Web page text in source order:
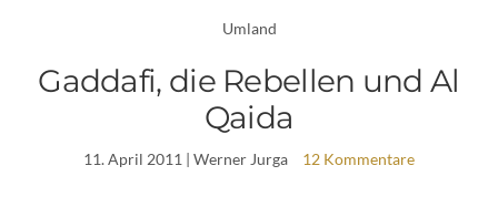
Umland
Gaddafi, die Rebellen und Al
Qaida
11. April 2011 | Werner Jurga 12 Kommentare